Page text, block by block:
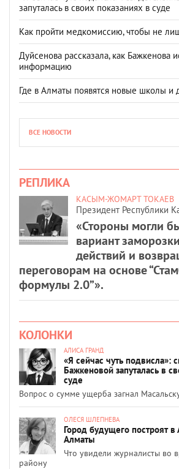
запуталась в своих показаниях в суде
Как пройти медкомиссию, чтобы не
Дуйсенова рассказала, как Бажкенова
информацию
Где в Алматы появятся новые школы и
ВСЕ НОВОСТИ
РЕПЛИКА
КАСЫМ-ЖОМАРТ ТОКАЕВ
Президент Республики
«Стороны могли
вариант
действий и
переговорам на основе
формулы 2.0”».
КОЛОНКИ
АЛИСА ГРАНД
«Я сейчас чуть подвисла»:
Бажкеновой запуталась в
суде
Вопрос о сумме ущерба загнал
ОЛЕСЯ ШЛЕПНЕВА
Город будущего построят в
Алматы
Что увидели журналисты во
району